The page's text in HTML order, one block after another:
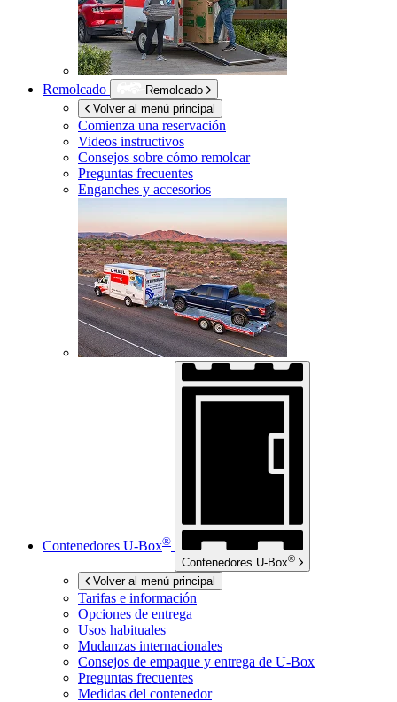
Remolcado
Remolcado
Volver al menú principal
Comienza una reservación
Videos instructivos
Consejos sobre cómo remolcar
Preguntas frecuentes
Enganches y accesorios
Contenedores U-Box®
Contenedores U-Box®
Volver al menú principal
Tarifas e información
Opciones de entrega
Usos habituales
Mudanzas internacionales
Consejos de empaque y entrega de U-Box
Preguntas frecuentes
Medidas del contenedor